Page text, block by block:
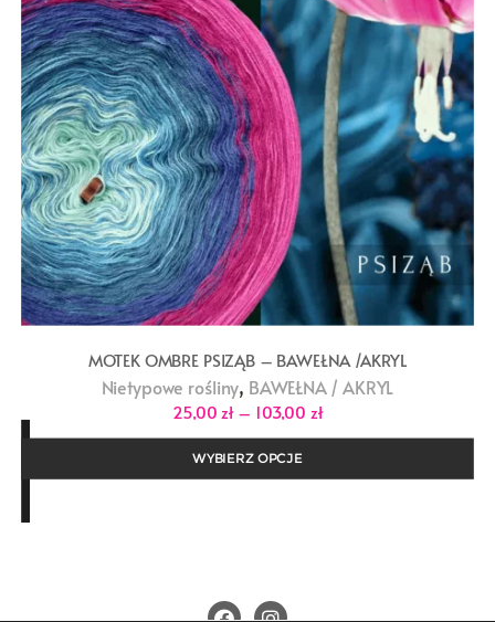
MOTEK OMBRE PSIZĄB – BAWEŁNA /AKRYL
Nietypowe rośliny, BAWEŁNA / AKRYL
25,00 zł – 103,00 złZakres
od
do
WYBIERZ OPCJE